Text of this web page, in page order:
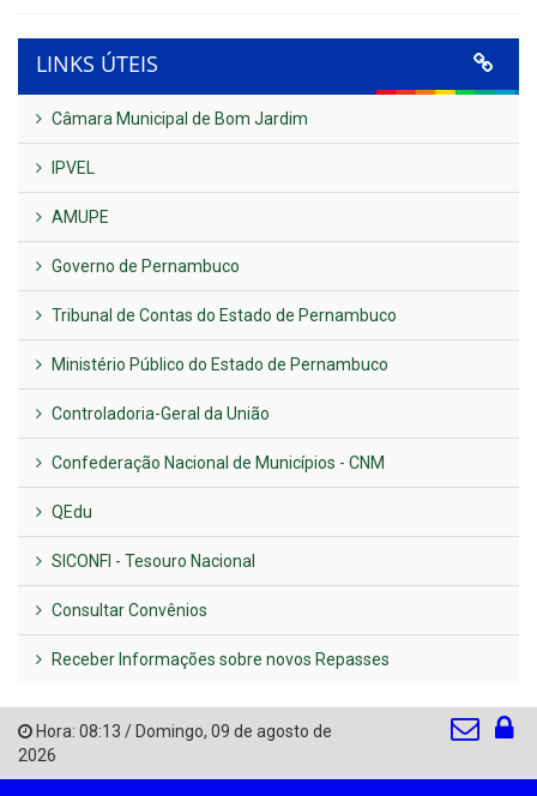
LINKS ÚTEIS
Câmara Municipal de Bom Jardim
IPVEL
AMUPE
Governo de Pernambuco
Tribunal de Contas do Estado de Pernambuco
Ministério Público do Estado de Pernambuco
Controladoria-Geral da União
Confederação Nacional de Municípios - CNM
QEdu
SICONFI - Tesouro Nacional
Consultar Convênios
Receber Informações sobre novos Repasses
Hora: 08:13 / Domingo, 09 de agosto de
2026